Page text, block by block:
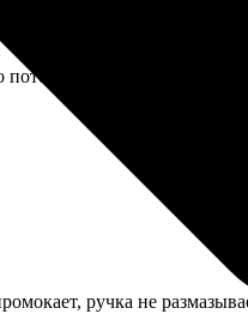
но в целом
ручка не